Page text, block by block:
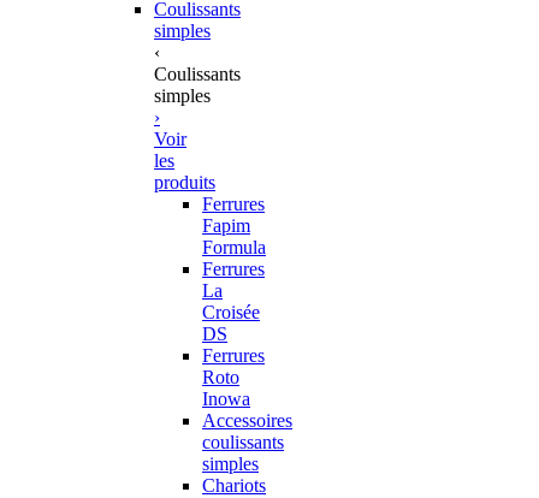
Coulissants
simples
‹
Coulissants
simples
›
Voir
les
produits
Ferrures
Fapim
Formula
Ferrures
La
Croisée
DS
Ferrures
Roto
Inowa
Accessoires
coulissants
simples
Chariots